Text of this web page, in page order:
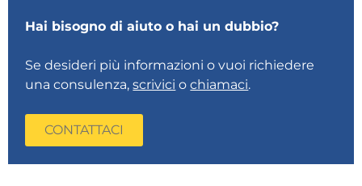
Hai bisogno di aiuto o hai un dubbio?
Se desideri più informazioni o vuoi richiedere
una consulenza,scrivici ochiamaci.
CONTATTACI